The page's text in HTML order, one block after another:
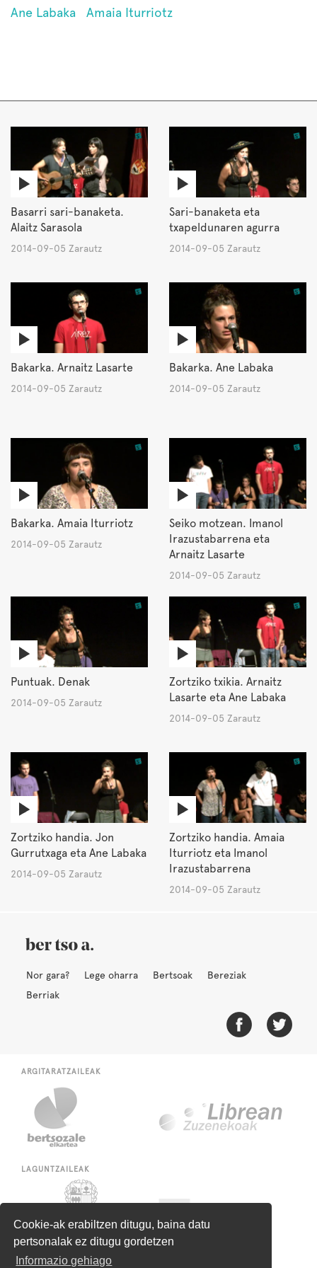
Cookie-ak erabiltzen ditugu, baina datu
pertsonalak ez ditugu gordetzen
Informazio gehiago
Ane Labaka Amaia Iturriotz
Basarri sari-banaketa.
Alaitz Sarasola
2014-09-05 Zarautz
Sari-banaketa eta
txapeldunaren agurra
2014-09-05 Zarautz
Bakarka. Arnaitz Lasarte
2014-09-05 Zarautz
Bakarka. Ane Labaka
2014-09-05 Zarautz
Bakarka. Amaia Iturriotz
2014-09-05 Zarautz
Seiko motzean. Imanol
Irazustabarrena eta
Arnaitz Lasarte
2014-09-05 Zarautz
Puntuak. Denak
2014-09-05 Zarautz
Zortziko txikia. Arnaitz
Lasarte eta Ane Labaka
2014-09-05 Zarautz
Zortziko handia. Jon
Gurrutxaga eta Ane Labaka
2014-09-05 Zarautz
Zortziko handia. Amaia
Iturriotz eta Imanol
Irazustabarrena
2014-09-05 Zarautz
Nor gara? Lege oharra Bertsoak
Bereziak
Berriak
ARGITARATZAILEAK
LAGUNTZAILEAK